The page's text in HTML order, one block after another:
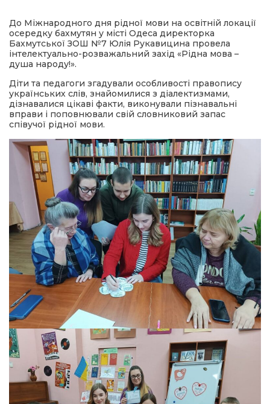
політика
місія
До Міжнародного дня рідної мови на освітній локації
осередку бахмутян у місті Одеса директорка
Бахмутської ЗОШ №7 Юлія Рукавицинa провела
інтелектуально-розважальний захід «Рідна мова –
душа народу!».
Діти та педагоги згадували особливості правопису
українських слів, знайомилися з діалектизмами,
дізнавалися цікаві факти, виконували пізнавальні
вправи і поповнювали свій словниковий запас
співучої рідної мови.